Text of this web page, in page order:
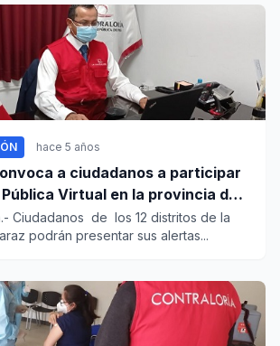
hace 5 años
a ciudadanos a participar
Virtual en la provincia de
Ciudadanos de los 12 distritos de la
podrán presentar sus alertas...